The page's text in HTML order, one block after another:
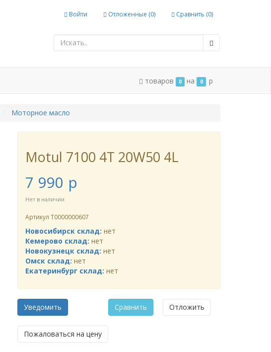
Войти Отложенные (0) Сравнить (0)
товаров 0 на 0 p
Моторное масло
Motul 7100 4T 20W50 4L
7 990 p
Нет в наличии
Артикул Т0000000607
Новосибирск склад: нет
Кемерово склад: нет
Новокузнецк склад: нет
Омск склад: нет
Екатеринбург склад: нет
Уведомить Сравнить Отложить
Пожаловаться на цену